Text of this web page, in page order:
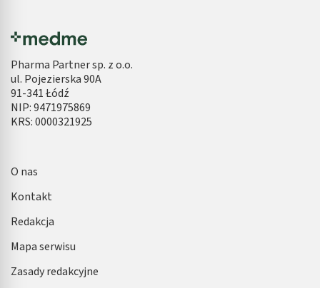
Pharma Partner sp. z o.o.
ul. Pojezierska 90A
91-341 Łódź
NIP: 9471975869
KRS: 0000321925
O nas
Kontakt
Redakcja
Mapa serwisu
Zasady redakcyjne